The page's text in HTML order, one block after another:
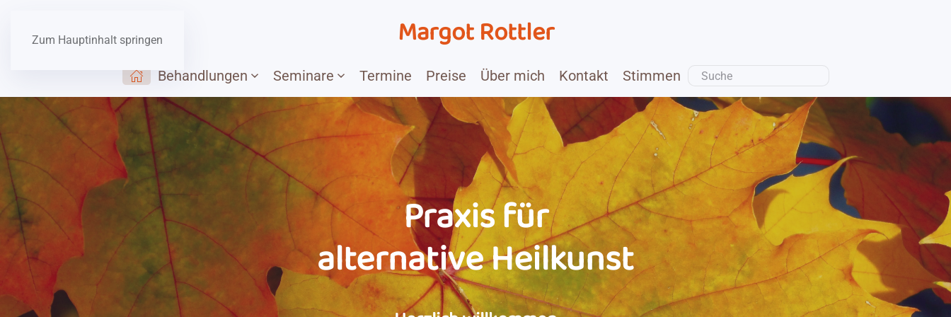
Zum Hauptinhalt springen Margot Rottler
Behandlungen Seminare Termine Preise Über mich Kontakt Stimmen
Praxis für
alternative Heilkunst